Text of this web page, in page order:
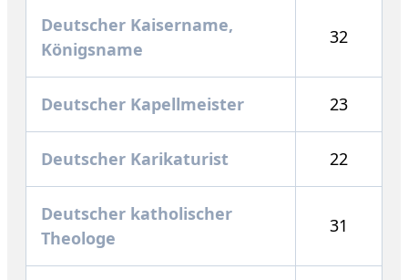
Deutscher Kaisername,
Königsname
32
Deutscher Kapellmeister 23
Deutscher Karikaturist 22
Deutscher katholischer
Theologe
31